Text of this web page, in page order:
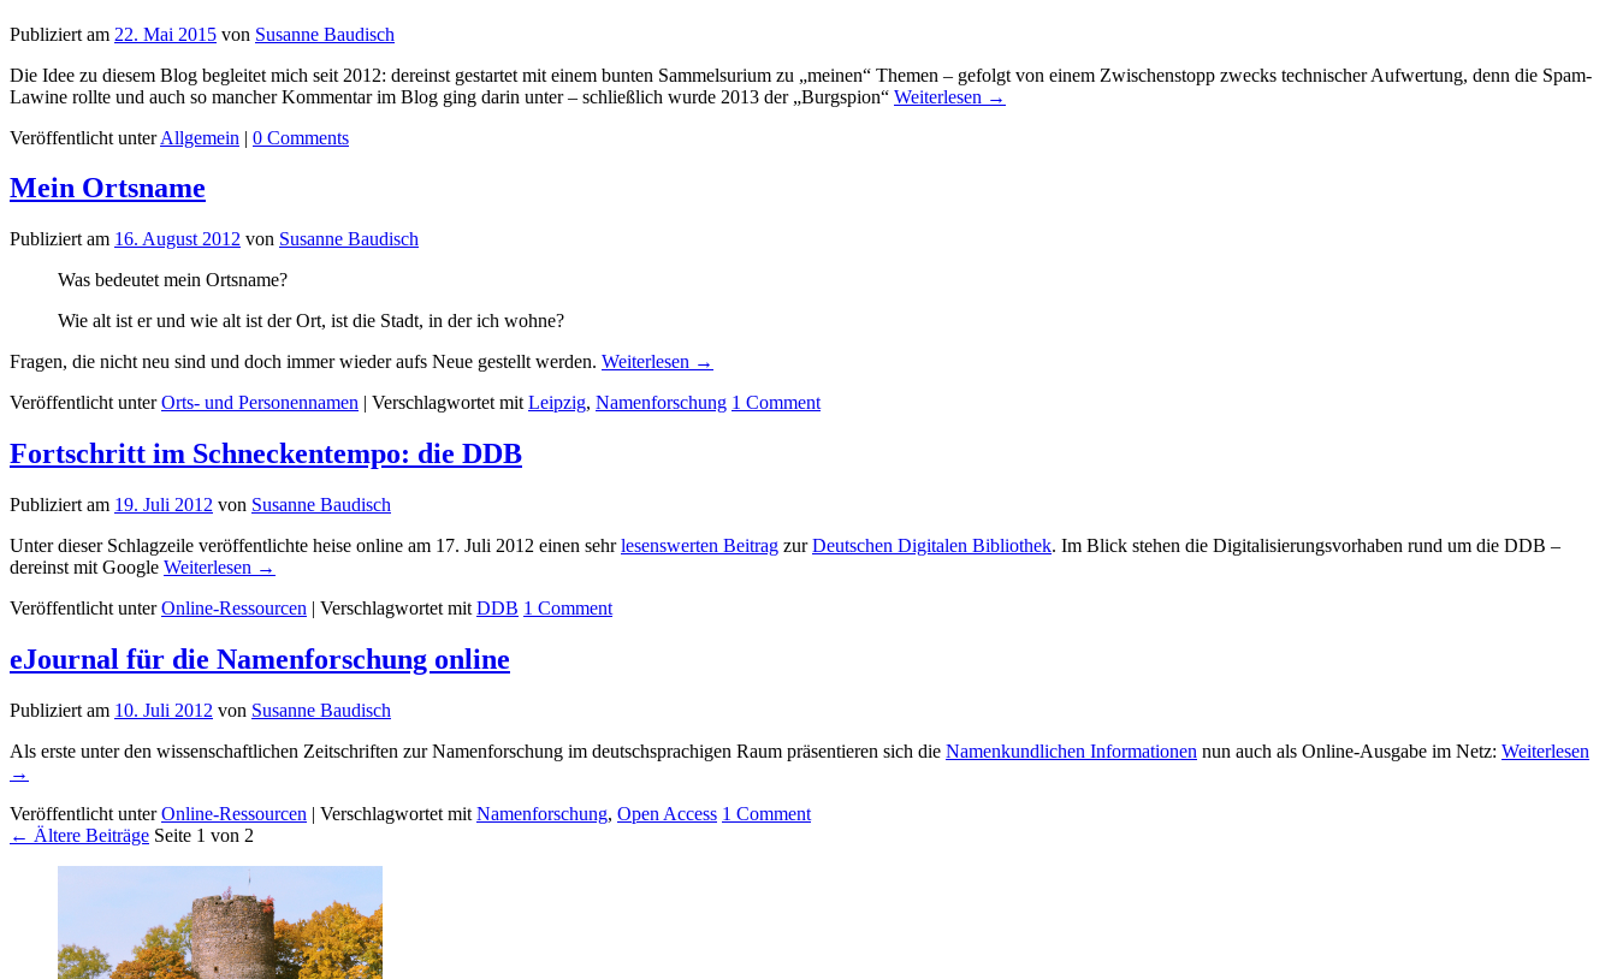
Publiziert am 22. Mai 2015 von Susanne Baudisch
Die Idee zu diesem Blog begleitet mich seit 2012: dereinst gestartet mit einem bunten Sammelsurium zu „meinen“ Themen – gefolgt von einem Zwischenstopp zwecks technischer Aufwertung, denn die Spam-
Lawine rollte und auch so mancher Kommentar im Blog ging darin unter – schließlich wurde 2013 der „Burgspion“ Weiterlesen →
Veröffentlicht unter Allgemein | 0 Comments
Mein Ortsname
Publiziert am 16. August 2012 von Susanne Baudisch
Was bedeutet mein Ortsname?
Wie alt ist er und wie alt ist der Ort, ist die Stadt, in der ich wohne?
Fragen, die nicht neu sind und doch immer wieder aufs Neue gestellt werden. Weiterlesen →
Veröffentlicht unter Orts- und Personennamen | Verschlagwortet mit Leipzig, Namenforschung 1 Comment
Fortschritt im Schneckentempo: die DDB
Publiziert am 19. Juli 2012 von Susanne Baudisch
Unter dieser Schlagzeile veröffentlichte heise online am 17. Juli 2012 einen sehrlesenswerten Beitrag zurDeutschen Digitalen Bibliothek. Im Blick stehen die Digitalisierungsvorhaben rund um die DDB –
dereinst mit Google Weiterlesen →
Veröffentlicht unter Online-Ressourcen | Verschlagwortet mit DDB 1 Comment
eJournal für die Namenforschung online
Publiziert am 10. Juli 2012 von Susanne Baudisch
Als erste unter den wissenschaftlichen Zeitschriften zur Namenforschung im deutschsprachigen Raum präsentieren sich die Namenkundlichen Informationen nun auch als Online-Ausgabe im Netz: Weiterlesen
→
Veröffentlicht unter Online-Ressourcen | Verschlagwortet mit Namenforschung, Open Access 1 Comment
← Ältere Beiträge Seite 1 von 2